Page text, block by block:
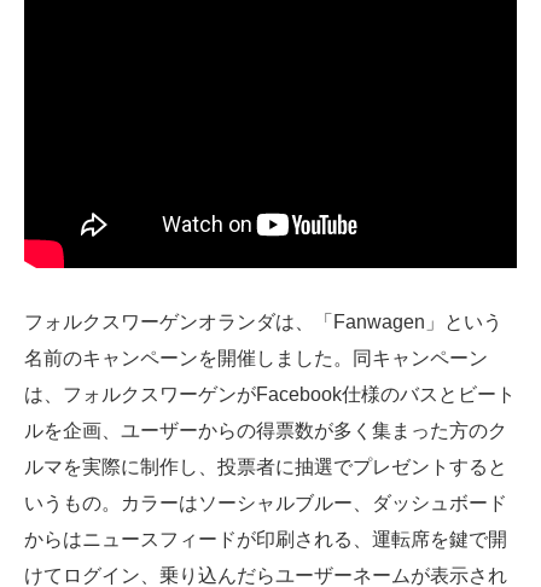
フォルクスワーゲンオランダは、「Fanwagen」という
名前のキャンペーンを開催しました。同キャンペーン
は、フォルクスワーゲンがFacebook仕様のバスとビート
ルを企画、ユーザーからの得票数が多く集まった方のク
ルマを実際に制作し、投票者に抽選でプレゼントすると
いうもの。カラーはソーシャルブルー、ダッシュボード
からはニュースフィードが印刷される、運転席を鍵で開
けてログイン、乗り込んだらユーザーネームが表示され